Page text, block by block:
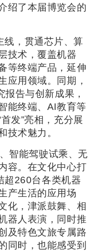
绍了本届博览会的
线，贯通芯片、算
技术，覆盖机器
等终端产品，延伸
应用领域。同期，
告与创新成果，
能终端、AI教育等
发”亮相，充分展
技术魅力。
智能驾驶试乘、无
容。在文化中心打
超260台各类机器
产生活的应用场
化，津派鼓舞、相
器人表演，同时推
及特色文旅专属路
同时，也能感受到